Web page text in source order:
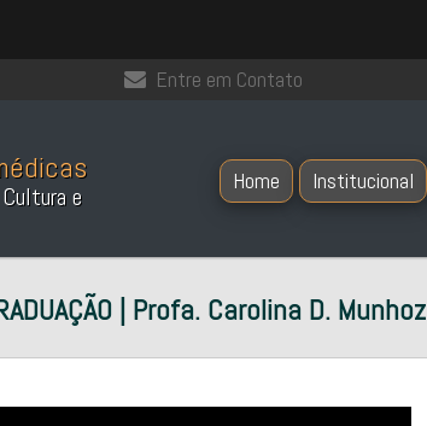
Entre em Contato
e
Home Institucional
| Profa. Carolina D. Munhoz